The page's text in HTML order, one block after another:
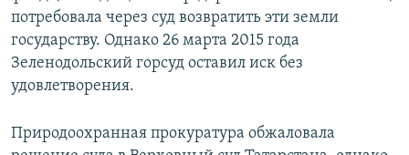
потребовала через суд возвратить эти земли
государству. Однако 26 марта 2015 года
Зеленодольский горсуд оставил иск без
удовлетворения.
Природоохранная прокуратура обжаловала